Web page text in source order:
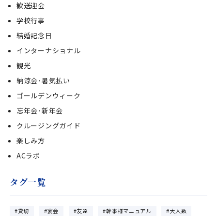
歓送迎会
学校行事
結婚記念日
インターナショナル
観光
納涼会･暑気払い
ゴールデンウィーク
忘年会･新年会
クルージングガイド
楽しみ方
ACラボ
タグ一覧
貸切 宴会 友達 幹事様マニュアル
大人数